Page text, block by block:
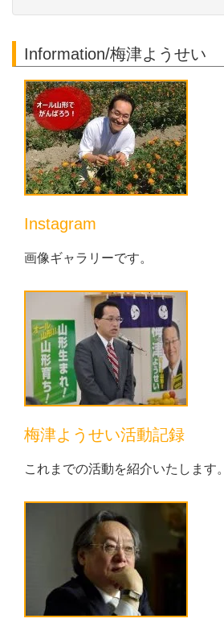
Information/梅津ようせい
Instagram
画像ギャラリーです。
梅津ようせい活動記録
これまでの活動を紹介いたします。